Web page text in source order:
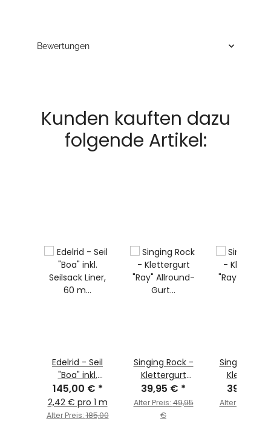
Bewertungen
Kunden kauften dazu
folgende Artikel:
Edelrid - Seil
"Boa" inkl.
Seilsack Liner,
60 m / 9,8 mm,
blue
145,00 € *
2,42 € pro 1 m
Alter Preis:185,00
Singing Rock -
Klettergurt
"Ray" Allround-
Gurt für
Anfänger,
39,95 € *
Alter Preis:49,95
€
Singing
"Ray"
Gurt für
39,95 €
Alter Preis: